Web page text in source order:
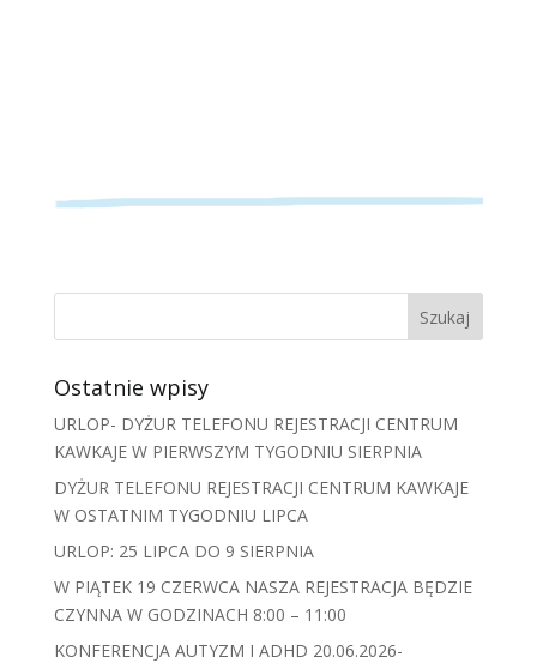
Ostatnie wpisy
URLOP- DYŻUR TELEFONU REJESTRACJI CENTRUM
KAWKAJE W PIERWSZYM TYGODNIU SIERPNIA
DYŻUR TELEFONU REJESTRACJI CENTRUM KAWKAJE
W OSTATNIM TYGODNIU LIPCA
URLOP: 25 LIPCA DO 9 SIERPNIA
W PIĄTEK 19 CZERWCA NASZA REJESTRACJA BĘDZIE
CZYNNA W GODZINACH 8:00 – 11:00
KONFERENCJA AUTYZM I ADHD 20.06.2026-